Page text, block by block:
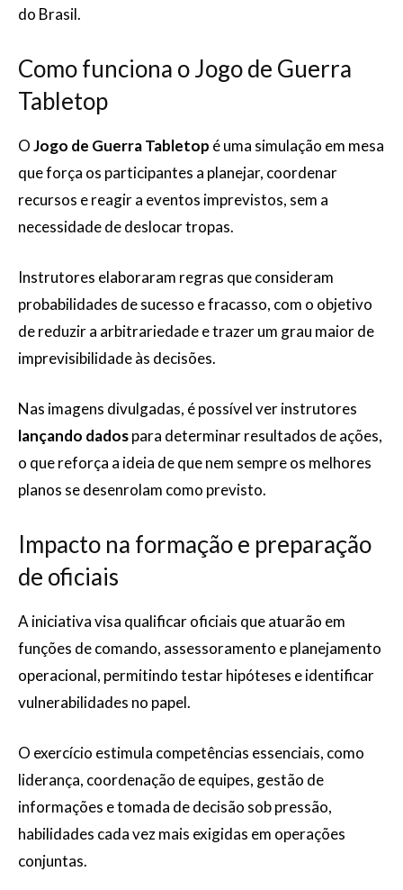
do Brasil.
Como funciona o Jogo de Guerra
Tabletop
OJogo de Guerra Tabletop é uma simulação em mesa
que força os participantes a planejar, coordenar
recursos e reagir a eventos imprevistos, sem a
necessidade de deslocar tropas.
Instrutores elaboraram regras que consideram
probabilidades de sucesso e fracasso, com o objetivo
de reduzir a arbitrariedade e trazer um grau maior de
imprevisibilidade às decisões.
Nas imagens divulgadas, é possível ver instrutores
lançando dadospara determinar resultados de ações,
o que reforça a ideia de que nem sempre os melhores
planos se desenrolam como previsto.
Impacto na formação e preparação
de oficiais
A iniciativa visa qualificar oficiais que atuarão em
funções de comando, assessoramento e planejamento
operacional, permitindo testar hipóteses e identificar
vulnerabilidades no papel.
O exercício estimula competências essenciais, como
liderança, coordenação de equipes, gestão de
informações e tomada de decisão sob pressão,
habilidades cada vez mais exigidas em operações
conjuntas.